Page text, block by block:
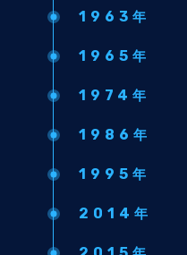
1963年
1965年
1974年
1986年
1995年
2014年